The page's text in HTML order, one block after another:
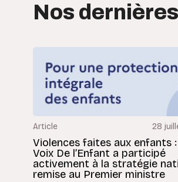
Nos
Article 28
Violences faites aux enfants
Voix De l’Enfant a participé
activement à la stratégie
remise au Premier ministre